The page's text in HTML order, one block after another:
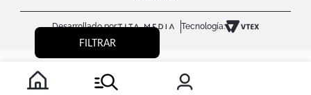
FILTRAR
Desarrollado por: Tecnología: